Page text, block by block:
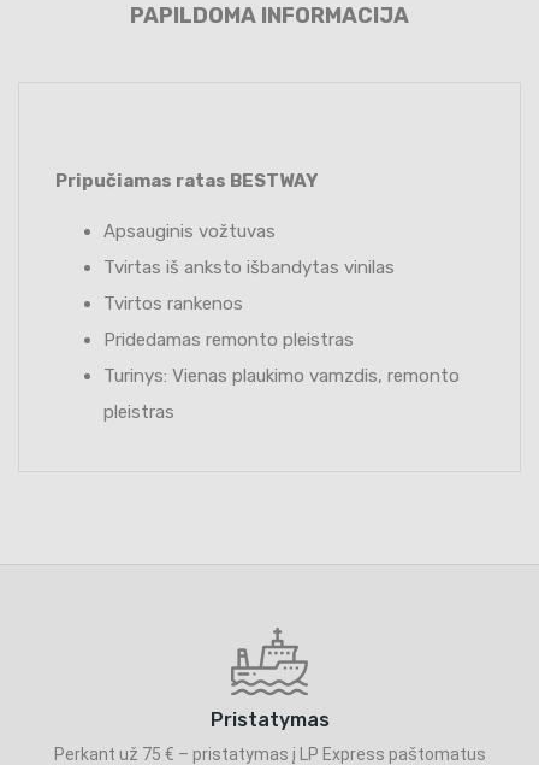
PAPILDOMA INFORMACIJA
Pripučiamas ratas BESTWAY
Apsauginis vožtuvas
Tvirtas iš anksto išbandytas vinilas
Tvirtos rankenos
Pridedamas remonto pleistras
Turinys: Vienas plaukimo vamzdis, remonto
pleistras
Pristatymas
Perkant už 75 € – pristatymas į LP Express paštomatus